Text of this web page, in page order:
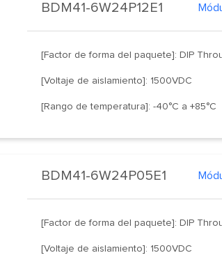
BDM41-6W24P12E1
[Factor de forma del paquete]: DIP
[Voltaje de aislamiento]: 1500VDC
[Rango de temperatura]: -40°C a +85°C
BDM41-6W24P05E1
[Factor de forma del paquete]: DIP
[Voltaje de aislamiento]: 1500VDC